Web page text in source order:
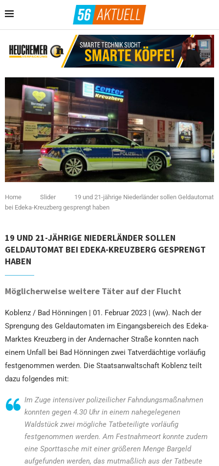
Home Slider
19 und 21-jährige Niederländer sollen Geldautomat
bei Edeka-Kreuzberg gesprengt haben
19 UND 21-JÄHRIGE NIEDERLÄNDER SOLLEN
GELDAUTOMAT BEI EDEKA-KREUZBERG GESPRENGT
HABEN
Möglicherweise weitere Täter auf der Flucht
Koblenz / Bad Hönningen | 01. Februar 2023 | (ww). Nach der
Sprengung des Geldautomaten im Eingangsbereich des Edeka-
Marktes Kreuzberg in der Andernacher Straße konnten nach
einem Unfall bei Bad Hönningen zwei Tatverdächtige vorläufig
festgenommen werden. Die Staatsanwaltschaft Koblenz teilt
dazu folgendes mit:
Im Zuge intensiver polizeilicher Fahndungsmaßnahmen
konnten gegen 4.30 Uhr in einem nahegelegenen
Waldstück zwei mögliche Tatbeteiligte vorläufig
festgenommen werden. Am Festnahmeort konnte zudem
eine Sporttasche mit einer größeren Menge Bargeld
aufgefunden werden, das mutmaßlich aus der Tatbeute